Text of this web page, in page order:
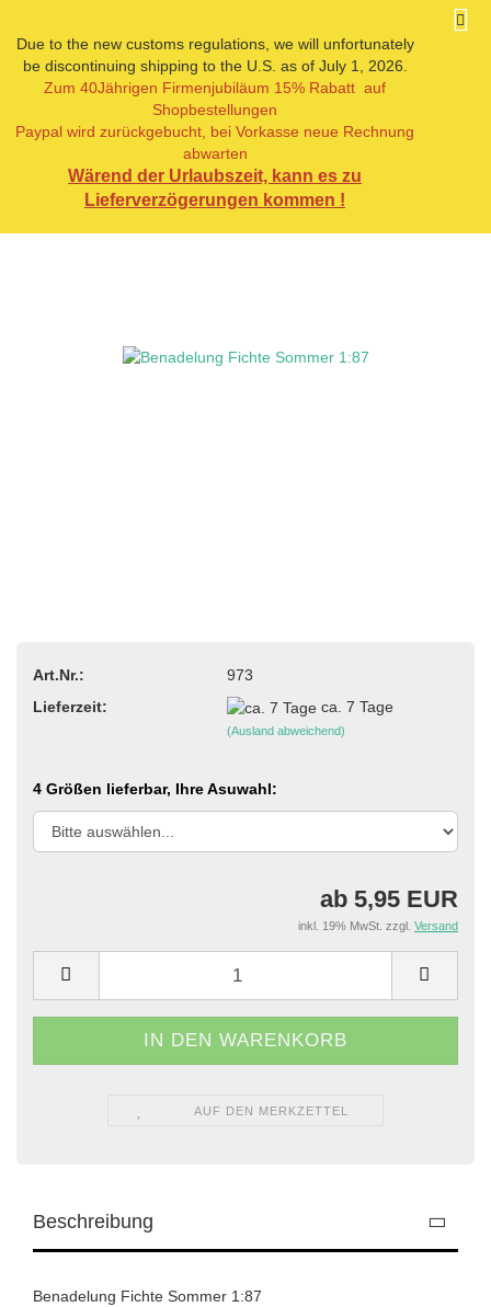
Due to the new customs regulations, we will unfortunately
be discontinuing shipping to the U.S. as of July 1, 2026.
Zum 40Jährigen Firmenjubiläum 15% Rabatt auf
Shopbestellungen
Paypal wird zurückgebucht, bei Vorkasse neue Rechnung
abwarten
Wärend der Urlaubszeit, kann es zu
Lieferverzögerungen kommen !
weiter »
Artikel in dieser Kategorie
Benadelung Fichte Sommer 1:87
Art.Nr.:
973
Lieferzeit:
ca. 7 Tage
(Ausland abweichend)
4 Größen lieferbar, Ihre Asuwahl:
ab 5,95 EUR
inkl. 19% MwSt. zzgl. Versand
AUF DEN MERKZETTEL
Beschreibung
Benadelung Fichte Sommer 1:87